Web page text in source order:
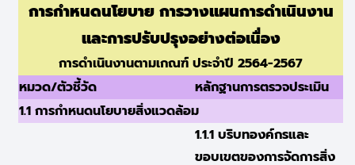
การกำหนดนโยบาย การวางแผนการดำเนินงาน
และการปรับปรุงอย่างต่อเนื่อง
การดำเนินงานตามเกณฑ์ ประจำปี 2564-2567
หมวด/ตัวชี้วัด
หลักฐานการตรวจประเมิน
1.1 การกำหนดนโยบายสิ่งแวดล้อม
1.1.1 บริบทองค์กรและ
ขอบเขตของการจัดการสิ่ง